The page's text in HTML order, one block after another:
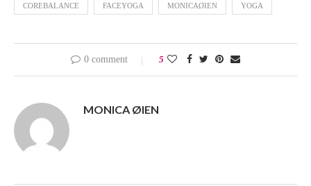
COREBALANCE FACEYOGA MONICAØIEN YOGA
0 comment 5
MONICA ØIEN